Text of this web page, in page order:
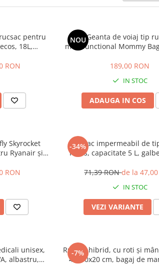
pentru
18L,
RON
NOUGeanta de voiaj tip
multifunctional Mommy
rezistent la apa, pat cu
189,00 RON
IN STOC
ADAUGA IN COS
Skyrocket
Ryanair și
RON
-34%
Rucsac impermeabil de
Tecos, capacitate 5 L,
71,39 RONde la 47,00
IN STOC
VEZI VARIANTE
unisex,
albastru,
-7%
Rucsac hibrid, cu roti și
40x30x20 cm, bagaj de